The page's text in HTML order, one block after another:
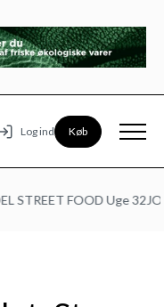
Log ind Køb
STREET FOOD Uge 32